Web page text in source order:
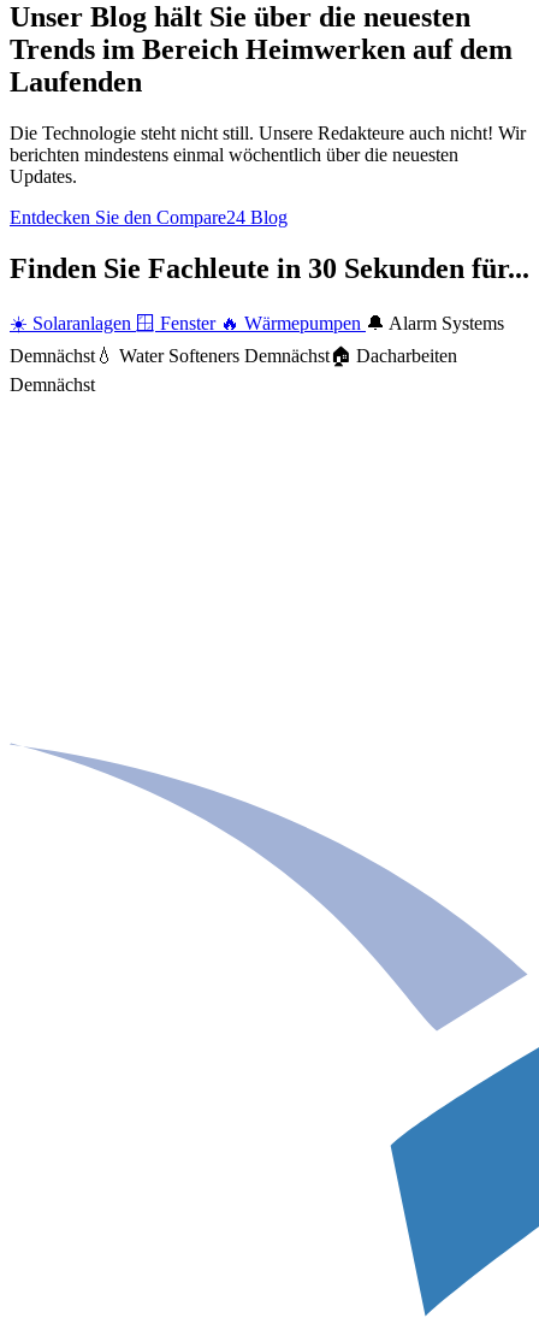
Unser Blog hält Sie über die neuesten
Trends im Bereich Heimwerken auf dem
Laufenden
Die Technologie steht nicht still. Unsere Redakteure auch nicht! Wir
berichten mindestens einmal wöchentlich über die neuesten
Updates.
Entdecken Sie den Compare24 Blog
Finden Sie Fachleute in 30 Sekunden für...
☀️ Solaranlagen 🪟 Fenster 🔥 Wärmepumpen 🔔 Alarm Systems
Demnächst 💧 Water Softeners Demnächst🏠 Dacharbeiten
Demnächst